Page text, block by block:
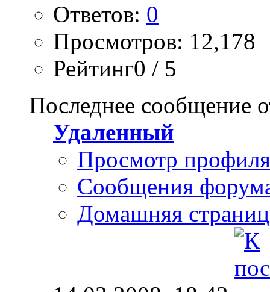
Ответов: 0
Просмотров: 12,178
Рейтинг0 / 5
Последнее сообщение
Удаленный
Просмотр профиля
Сообщения
Домашняя